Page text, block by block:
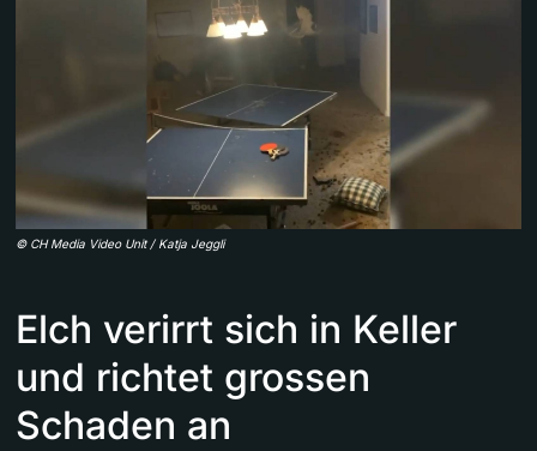
© CH Media Video Unit / Katja Jeggli
Elch verirrt sich in Keller
und richtet grossen
Schaden an